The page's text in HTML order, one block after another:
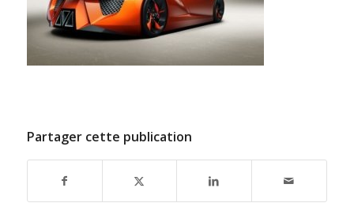
Partager cette publication